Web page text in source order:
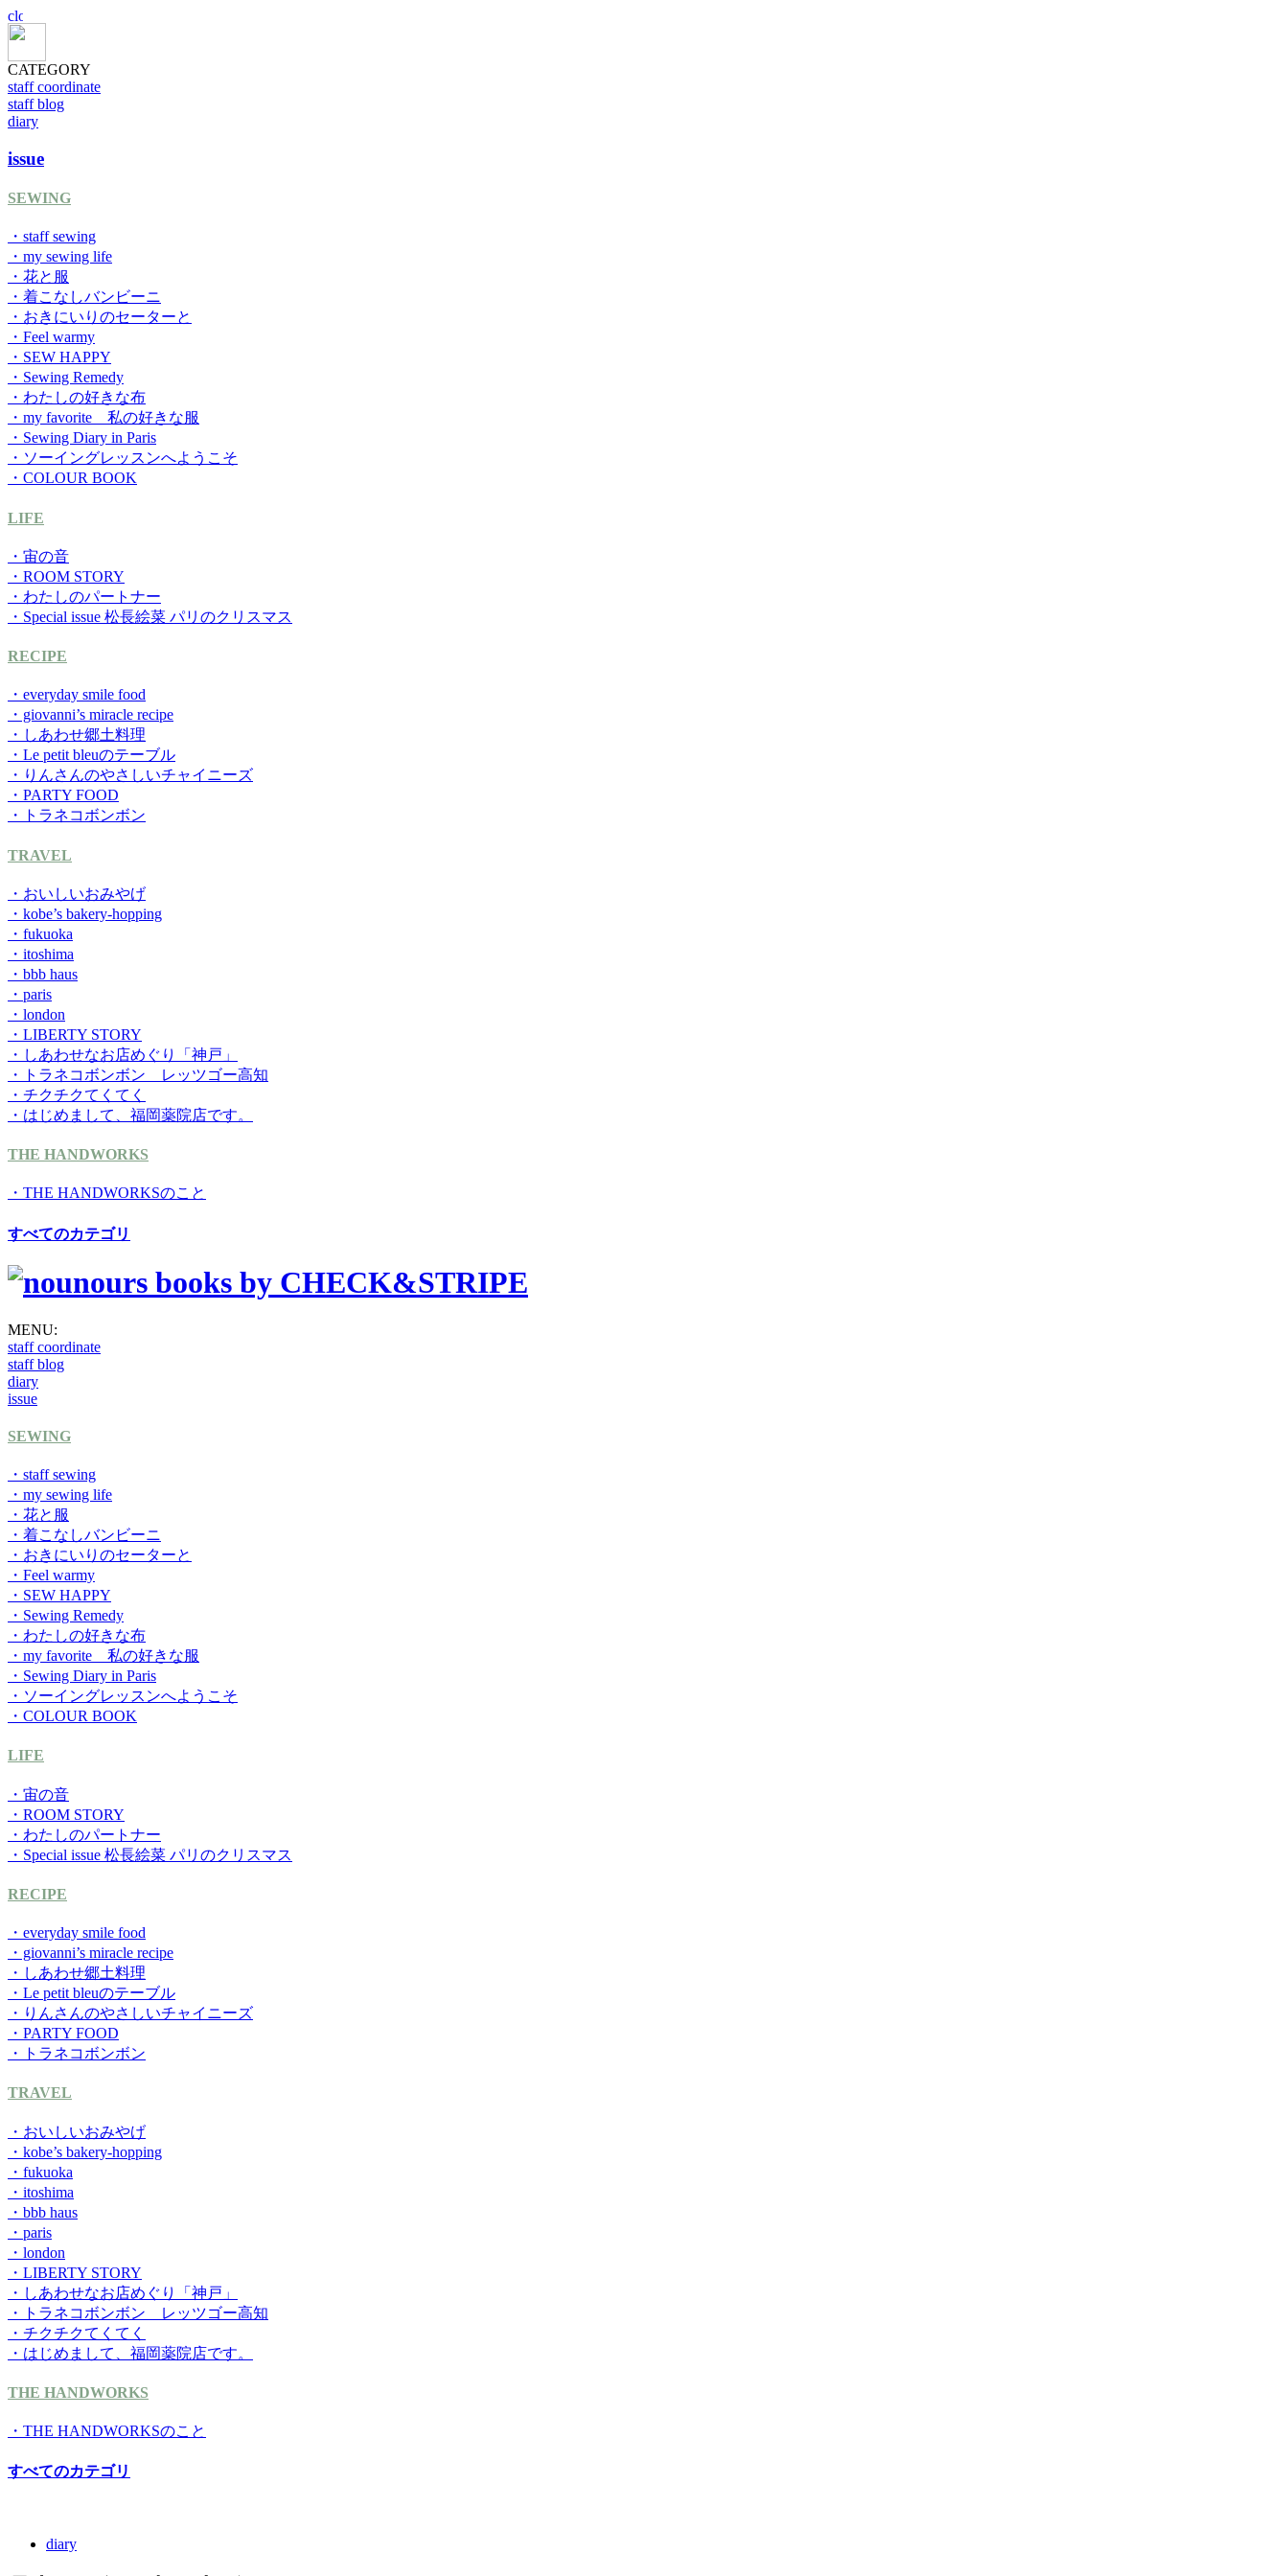
CATEGORY
staff coordinate
staff blog
diary
issue
SEWING
・staff sewing
・my sewing life
・花と服
・着こなしバンビーニ
・おきにいりのセーターと
・Feel warmy
・SEW HAPPY
・Sewing Remedy
・わたしの好きな布
・my favorite 私の好きな服
・Sewing Diary in Paris
・ソーイングレッスンへようこそ
・COLOUR BOOK
LIFE
・宙の音
・ROOM STORY
・わたしのパートナー
・Special issue 松長絵菜 パリのクリスマス
RECIPE
・everyday smile food
・giovanni’s miracle recipe
・しあわせ郷土料理
・Le petit bleuのテーブル
・りんさんのやさしいチャイニーズ
・PARTY FOOD
・トラネコボンボン
TRAVEL
・おいしいおみやげ
・kobe’s bakery-hopping
・fukuoka
・itoshima
・bbb haus
・paris
・london
・LIBERTY STORY
・しあわせなお店めぐり「神戸」
・トラネコボンボン レッツゴー高知
・チクチクてくてく
・はじめまして、福岡薬院店です。
THE HANDWORKS
・THE HANDWORKSのこと
すべてのカテゴリ
MENU:
staff coordinate
staff blog
diary
issue
SEWING
・staff sewing
・my sewing life
・花と服
・着こなしバンビーニ
・おきにいりのセーターと
・Feel warmy
・SEW HAPPY
・Sewing Remedy
・わたしの好きな布
・my favorite 私の好きな服
・Sewing Diary in Paris
・ソーイングレッスンへようこそ
・COLOUR BOOK
LIFE
・宙の音
・ROOM STORY
・わたしのパートナー
・Special issue 松長絵菜 パリのクリスマス
RECIPE
・everyday smile food
・giovanni’s miracle recipe
・しあわせ郷土料理
・Le petit bleuのテーブル
・りんさんのやさしいチャイニーズ
・PARTY FOOD
・トラネコボンボン
TRAVEL
・おいしいおみやげ
・kobe’s bakery-hopping
・fukuoka
・itoshima
・bbb haus
・paris
・london
・LIBERTY STORY
・しあわせなお店めぐり「神戸」
・トラネコボンボン レッツゴー高知
・チクチクてくてく
・はじめまして、福岡薬院店です。
THE HANDWORKS
・THE HANDWORKSのこと
すべてのカテゴリ
diary